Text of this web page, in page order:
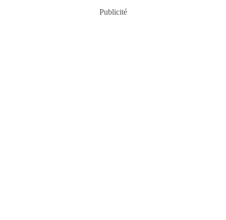
Publicité